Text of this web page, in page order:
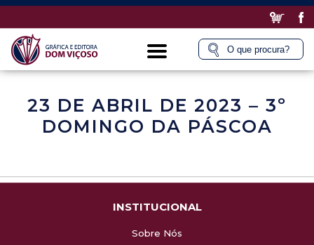
23 DE ABRIL DE 2023 – 3º
DOMINGO DA PÁSCOA
INSTITUCIONAL
Sobre Nós